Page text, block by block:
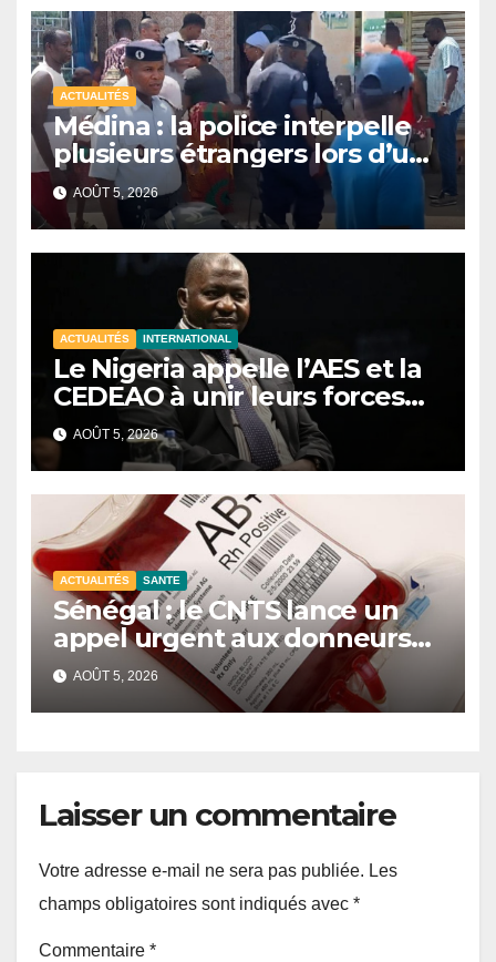
ACTUALITÉS
Médina : la police interpelle
plusieurs étrangers lors d’une
opération de sécurisation
AOÛT 5, 2026
ACTUALITÉS INTERNATIONAL
Le Nigeria appelle l’AES et la
CEDEAO à unir leurs forces
contre le terrorisme
AOÛT 5, 2026
ACTUALITÉS SANTE
Sénégal : le CNTS lance un
appel urgent aux donneurs
face à une pénurie de sang.
AOÛT 5, 2026
Laisser un commentaire
Votre adresse e-mail ne sera pas publiée. Les
champs obligatoires sont indiqués avec *
Commentaire *